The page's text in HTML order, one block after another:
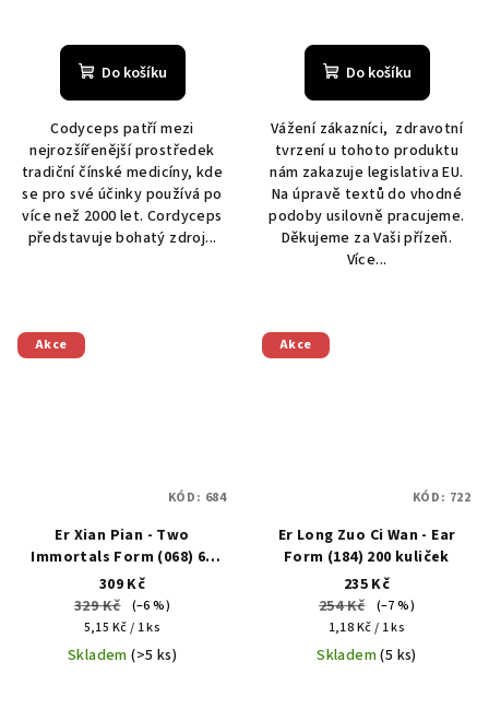
Do košíku
Codyceps patří mezi
nejrozšířenější prostředek
tradiční čínské medicíny, kde
se pro své účinky používá po
více než 2000 let. Cordyceps
představuje bohatý zdroj...
Do košíku
Vážení zákazníci, zdravotní
tvrzení u tohoto produktu
nám zakazuje legislativa EU.
Na úpravě textů do vhodné
podoby usilovně pracujeme.
Děkujeme za Vaši přízeň.
Více...
Akce
Er Xian Pian - Two
Immortals Form (068) 60
tablet
309 Kč
329 Kč
(–6 %)
Měrná
cena:
5,15 Kč / 1 ks
Skladem(>5 ks)
KÓD: 684
Akce
Er Long Zuo Ci Wan - Ear
Form (184) 200 kuliček
235 Kč
254 Kč
(–7 %)
Měrná
cena:
1,18 Kč / 1 ks
Skladem(5 ks)
KÓD: 722